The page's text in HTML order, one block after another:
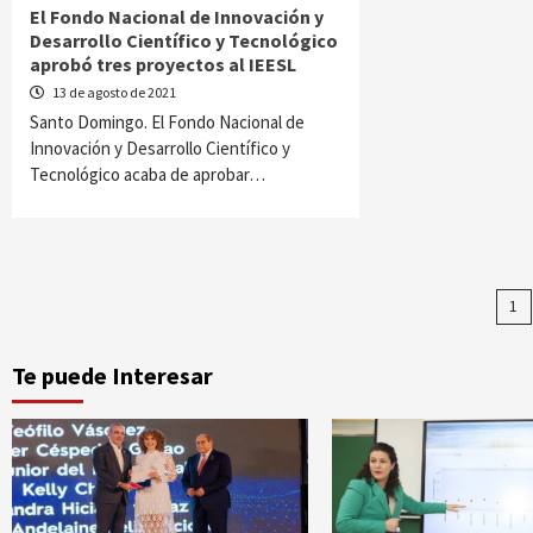
El Fondo Nacional de Innovación y
Desarrollo Científico y Tecnológico
aprobó tres proyectos al IEESL
13 de agosto de 2021
Santo Domingo. El Fondo Nacional de
Innovación y Desarrollo Científico y
Tecnológico acaba de aprobar…
1
Te puede Interesar